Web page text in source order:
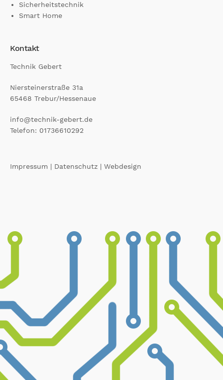
Sicherheitstechnik
Smart Home
Kontakt
Technik Gebert
Niersteinerstraße 31a
65468 Trebur/Hessenaue
ed.trebeg-kinhcet@ofni
Telefon: 01736610292
Impressum | Datenschutz | Webdesign